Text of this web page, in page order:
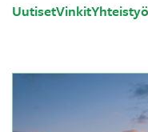
UutisetVinkitYhteistyö